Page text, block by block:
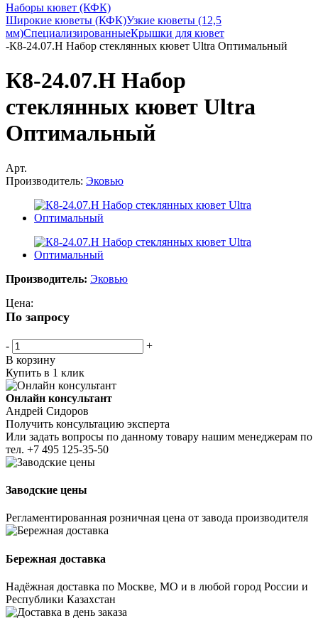
Наборы кювет (КФК)
Широкие кюветы (КФК)Узкие кюветы (12,5
мм)СпециализированныеКрышки для кювет
-К8-24.07.Н Набор стеклянных кювет Ultra Оптимальный
К8-24.07.Н Набор
стеклянных кювет Ultra
Оптимальный
Арт.
Производитель: Эковью
Производитель: Эковью
Цена:
По запросу
-
+
В корзину
Купить в 1 клик
Онлайн консультант
Андрей Сидоров
Получить консультацию эксперта
Или задать вопросы по данному товару нашим менеджерам по
тел. +7 495 125-35-50
Заводские цены
Регламентированная розничная цена от завода производителя
Бережная доставка
Надёжная доставка по Москве, МО и в любой город России и
Республики Казахстан